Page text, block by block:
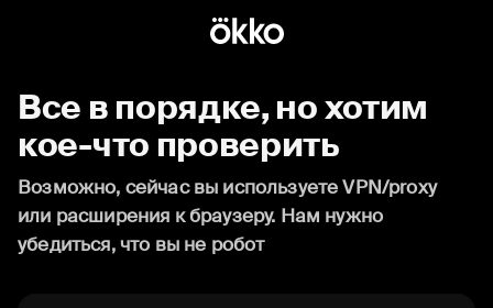
Все в порядке, но хотим
кое-что проверить
Возможно, сейчас вы используете VPN/proxy
или расширения к браузеру. Нам нужно
убедиться, что вы не робот